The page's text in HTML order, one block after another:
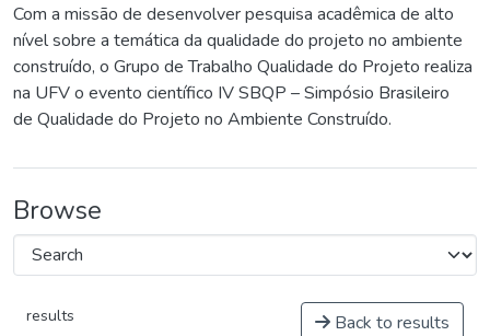
Com a missão de desenvolver pesquisa acadêmica de alto
nível sobre a temática da qualidade do projeto no ambiente
construído, o Grupo de Trabalho Qualidade do Projeto realiza
na UFV o evento científico IV SBQP – Simpósio Brasileiro
de Qualidade do Projeto no Ambiente Construído.
Browse
results Back to results